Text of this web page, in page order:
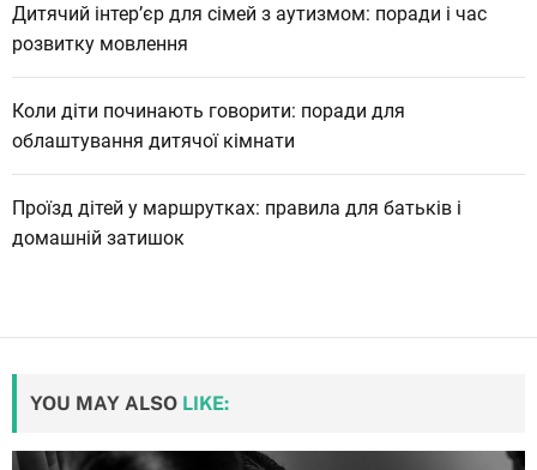
Дитячий інтер’єр для сімей з аутизмом: поради і час
розвитку мовлення
Коли діти починають говорити: поради для
облаштування дитячої кімнати
Проїзд дітей у маршрутках: правила для батьків і
домашній затишок
YOU MAY ALSO LIKE: